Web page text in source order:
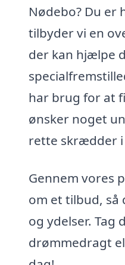
Nødebo? Du er
tilbyder vi en
der kan hjælpe
har brug for at
ønsker noget
rette skrædder
Gennem vores
om et tilbud, så
og ydelser. Tag
drømmedragt